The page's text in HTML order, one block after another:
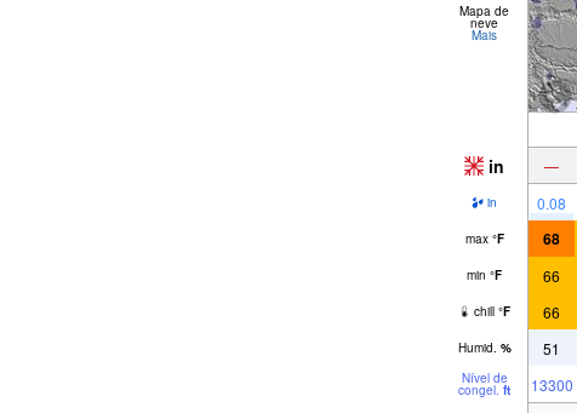
Mapa de
neve
Mais
in —
in 0.08
max °F 68
min °F 66
chill °F 66
Humid. % 51
Nível de
congel. ft 13300